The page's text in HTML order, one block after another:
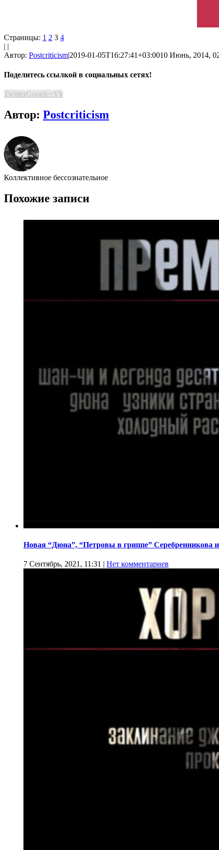
Страницы: 1 2 3 4
| |
Автор: Postcriticism|2019-01-05T16:27:41+03:0010 Июнь, 2014,
Поделитесь ссылкой в социальных сетях!
TwitterGoogle+Vk
Автор: Postcriticism
Коллективное бессознательное
Похожие записи
Новая “Дюна”, “Петровы в гриппе” Серебренникова
7 Сентябрь, 2021, 11:31 | Нет комментариев